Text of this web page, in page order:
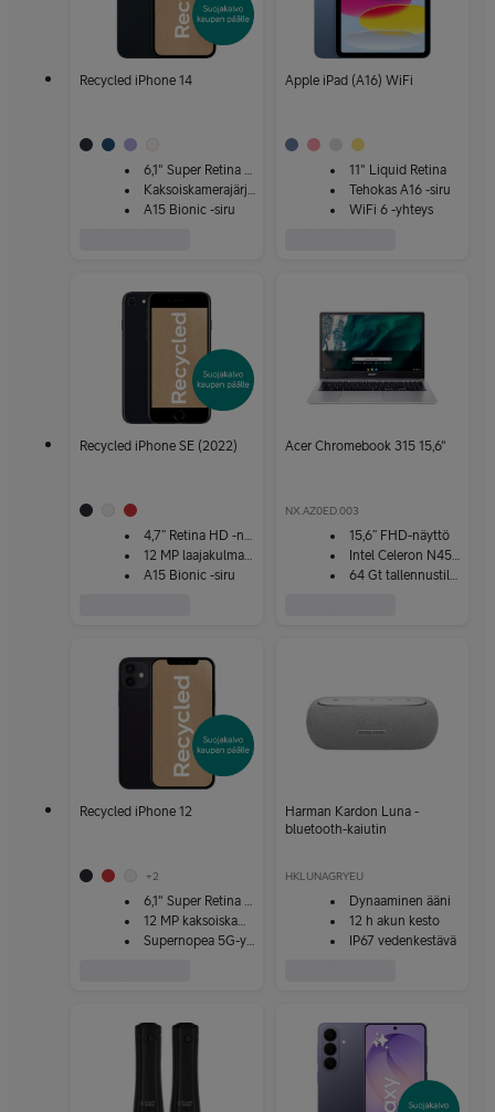
Recycled iPhone 14
6,1" Super Retina XDR
Kaksoiskamerajärjestelmä
A15 Bionic -siru
Apple iPad (A16) WiFi
11" Liquid Retina
Tehokas A16 -siru
WiFi 6 -yhteys
Recycled iPhone SE (2022)
4,7” Retina HD -näyttö
12 MP laajakulmakamera
A15 Bionic -siru
Acer Chromebook 315 15,6"
NX.AZ0ED.003
15,6” FHD-näyttö
Intel Celeron N4500
64 Gt tallennustilaa
Recycled iPhone 12
+2
6,1" Super Retina XDR
12 MP kaksoiskamera
Supernopea 5G-yhteys
Harman Kardon Luna -
bluetooth-kaiutin
HKLUNAGRYEU
Dynaaminen ääni
12 h akun kesto
IP67 vedenkestävä